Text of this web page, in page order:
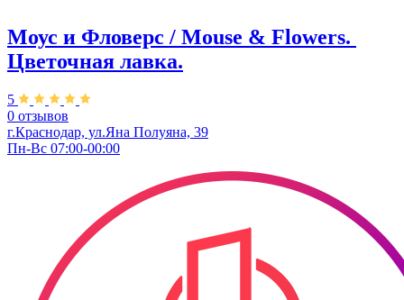
Моус и Фловерс / Mouse & Flowers. ​
Цветочная лавка.
5
0 отзывов
г.Краснодар, ул.Яна Полуяна, 39
Пн-Вс 07:00-00:00